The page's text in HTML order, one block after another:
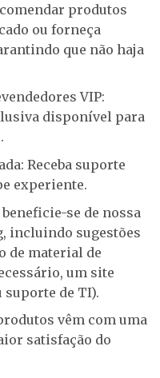
produtos
ou forneça
que não haja
VIP:
disponível para
Receba suporte
experiente.
se de nossa
incluindo sugestões
de material de
um site
suporte de TI).
vêm com uma
satisfação do